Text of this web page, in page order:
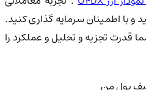
و با اطمینان سرمایه گذاری کنید.
تجزیه و تحلیل و عملکرد را